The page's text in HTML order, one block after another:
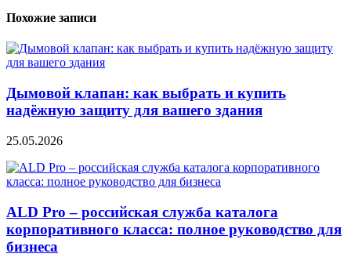
Похожие записи
Дымовой клапан: как выбрать и купить
надёжную защиту для вашего здания
25.05.2026
ALD Pro – российская служба каталога
корпоративного класса: полное руководство для
бизнеса